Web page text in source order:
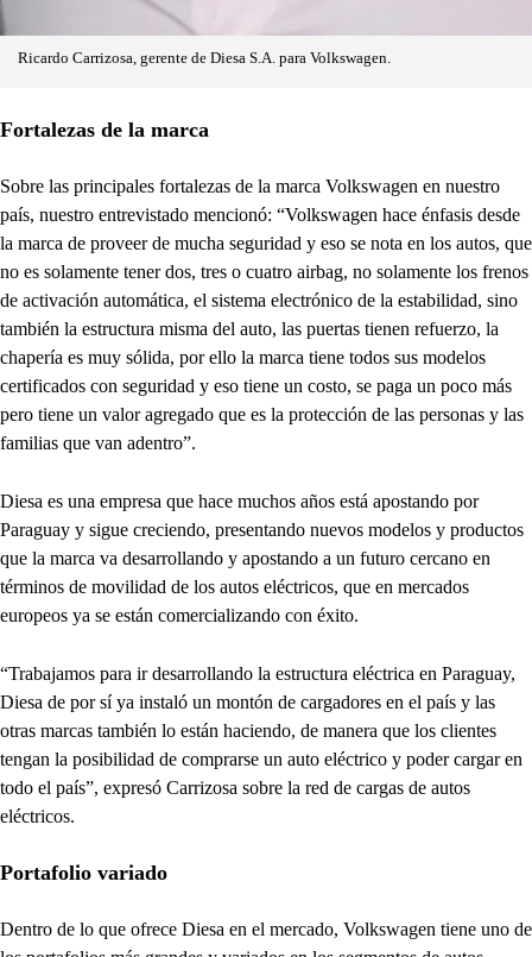
Ricardo Carrizosa, gerente de Diesa S.A. para Volkswagen.
Fortalezas de la marca
Sobre las principales fortalezas de la marca Volkswagen en nuestro
país, nuestro entrevistado mencionó: “Volkswagen hace énfasis desde
la marca de proveer de mucha seguridad y eso se nota en los autos, que
no es solamente tener dos, tres o cuatro airbag, no solamente los frenos
de activación automática, el sistema electrónico de la estabilidad, sino
también la estructura misma del auto, las puertas tienen refuerzo, la
chapería es muy sólida, por ello la marca tiene todos sus modelos
certificados con seguridad y eso tiene un costo, se paga un poco más
pero tiene un valor agregado que es la protección de las personas y las
familias que van adentro”.
Diesa es una empresa que hace muchos años está apostando por
Paraguay y sigue creciendo, presentando nuevos modelos y productos
que la marca va desarrollando y apostando a un futuro cercano en
términos de movilidad de los autos eléctricos, que en mercados
europeos ya se están comercializando con éxito.
“Trabajamos para ir desarrollando la estructura eléctrica en Paraguay,
Diesa de por sí ya instaló un montón de cargadores en el país y las
otras marcas también lo están haciendo, de manera que los clientes
tengan la posibilidad de comprarse un auto eléctrico y poder cargar en
todo el país”, expresó Carrizosa sobre la red de cargas de autos
eléctricos.
Portafolio variado
Dentro de lo que ofrece Diesa en el mercado, Volkswagen tiene uno de